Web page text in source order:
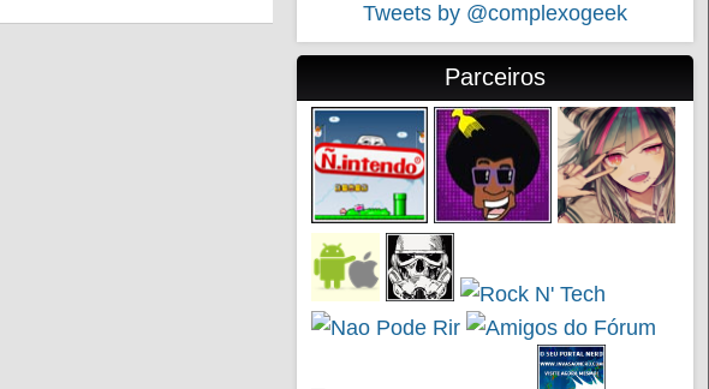
Tweets by @complexogeek
Parceiros